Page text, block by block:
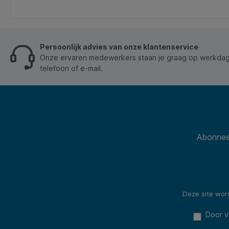
Persoonlijk advies van onze klantenservice
Onze ervaren medewerkers staan je graag op
telefoon of e-mail.
Deze site
Door